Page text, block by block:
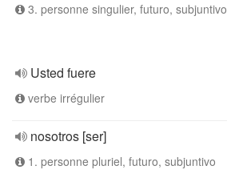
3. personne singulier, futuro, subjuntivo
Usted fuere
verbe irrégulier
nosotros [ser]
1. personne pluriel, futuro, subjuntivo